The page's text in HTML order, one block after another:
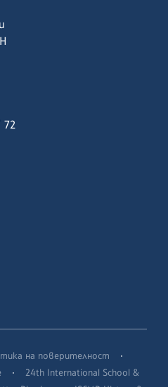
72
на поверителност ·
·
24th International School &